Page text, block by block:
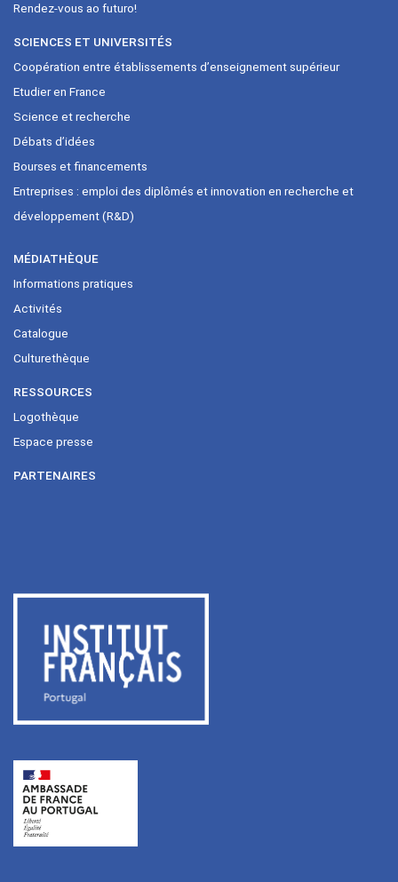
Rendez-vous ao futuro!
SCIENCES ET UNIVERSITÉS
Coopération entre établissements d’enseignement supérieur
Etudier en France
Science et recherche
Débats d’idées
Bourses et financements
Entreprises : emploi des diplômés et innovation en recherche et
développement (R&D)
MÉDIATHÈQUE
Informations pratiques
Activités
Catalogue
Culturethèque
RESSOURCES
Logothèque
Espace presse
PARTENAIRES